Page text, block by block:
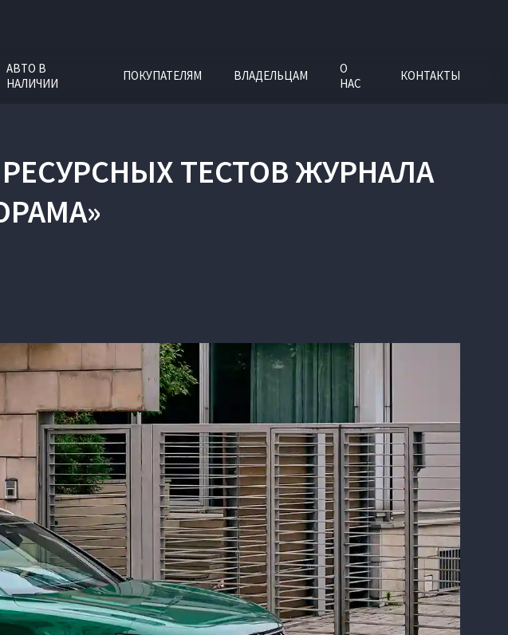
АВТО В
НАЛИЧИИ
ПОКУПАТЕЛЯМ ВЛАДЕЛЬЦАМ
О
НАС
КОНТАКТЫ
РЕСУРСНЫХ ТЕСТОВ ЖУРНАЛА